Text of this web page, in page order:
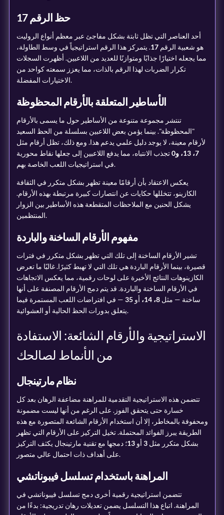
حظ الرقم 17
أحد العناصر التي تظل ثابتة بشكل مفاجئ عبر معظم أنواع الروليت
هو شعبية الرقم17. يتمركز هذا الرقم استراتيجياً في وسط الطاولة،
مما يجعله اختيارًا جذابًا ومتوازنًا للعديد من اللاعبين. أظهرت السجلات
تكرار الضربات لهذا الرقم بالذات، مما يعزز سمعته كواحد من
الاختيارات المفضلة.
الأساطير المتعلقة بالأرقام المحظوظة
تنتشر مجموعة متنوعة من الأساطير حول ما يسمى بالأرقام
"المحظوظة". بينما يؤمن بعض اللاعبين بسلسلة من الحظ السعيد
لأرقام معينة، لا يوجد دليل علمي يدعم هذا. ومع ذلك، تظل أرقام مثل
7، 13، و0
تجذب الانتباه، مما يدفع اللاعبين إلى جعلها نقاط محورية
في استراتيجيات اللعب الخاصة بهم.
يعكس الاعتقاد بأن أرقامًا معينة تظهر بشكل متكرر في الثقافة
الكازينو، تتخللها حكايات عن انتصارات كبيرة مرتبطة بهذه الأرقام.
يشكل الحنين مع الملاحظات المتقطعة هذه الأساطير بين الزوار
المنتظمين.
مفهوم الأرقام الساخنة والباردة
تشير الأرقام الساخنة إلى تلك التي تظهر بشكل متكرر في فترات
قصيرة، بينما الأرقام الباردة هي تلك التي لا تهبط كثيرًا. غالبًا ما تعرض
الكازينوهات النتائج الأخيرة على لوحات رقمية، مما يعكس الاتجاهات
في الأرقام الساخنة والباردة. قد يتم دمج الأرقام المصنفة على أنها
ساخنة — مثل8، 14، أو35 — في افتراضات اللعب المستمرة فيما
يتعلق بدورات الحظ الحالية أو العشوائية.
الاستراتيجية والأرقام الشائعة: الاستفادة
من الأنماط لصالحك
نظام مارتينجال
تتضمن هذه الاستراتيجية التقدمية للمراهنة مضاعفة الرهان بعد كل
خسارة حتى يتحقق الفوز. على الرغم من أنها ليست مضمونة
ومحفوفة بالمخاطر، إلا أن استخدام الأرقام الشائعة المتصورة مع هذه
الطريقة يبرز الفوائد المحتملة. تخيل التركيز على الأرقام التي تظهر
بشكل متكرر مثل3 أو13؛ دمجها مع تقنية مارتينجال يكثف التركيز
على أهداف ذات احتمال عالي متصور.
المراهنة باستخدام تسلسل فيبوناتشي
تتضمن استراتيجية رقمية أخرى دمج تسلسل فيبوناتشي في
المراهنة. اتباع هذا التسلسل يضمن تعديلات رهان تدريجية: بدءًا من